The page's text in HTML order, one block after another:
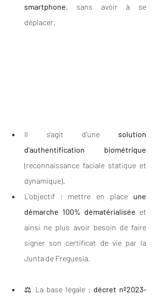
smartphone, sans avoir à se
déplacer.
Il s'agit d'une solution
d'authentification biométrique
(reconnaissance faciale statique et
dynamique).
L'objectif : mettre en place une
démarche 100% dématérialisée et
ainsi ne plus avoir besoin de faire
signer son certificat de vie par la
Junta de Freguesia.
⚖️ La base légale : décret nº2023-